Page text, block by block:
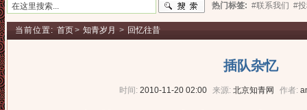
热门标签: #联系我们 #
当前位置: 首页> 知青岁月 > 回忆往昔
插队杂忆
时间: 2010-11-20 02:00 来源: 北京知青网 作者: